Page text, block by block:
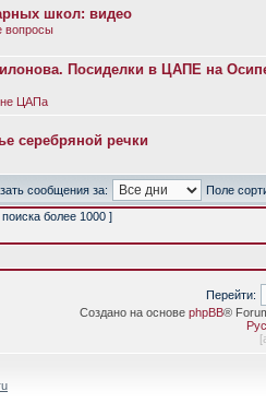
школ: видео
вопросы
Посиделки в ЦАПЕ на
ЦАПа
серебряной речки
сообщения за:
Поле
поиска более 1000 ]
Перейти:
Создано на основе phpBB®
[